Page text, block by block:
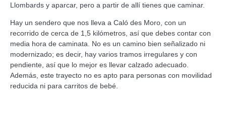
Llombards y aparcar, pero a partir de allí tienes que caminar.
Hay un sendero que nos lleva a Caló des Moro, con un
recorrido de cerca de 1,5 kilómetros, así que debes contar con
media hora de caminata. No es un camino bien señalizado ni
modernizado; es decir, hay varios tramos irregulares y con
pendiente, así que lo mejor es llevar calzado adecuado.
Además, este trayecto no es apto para personas con movilidad
reducida ni para carritos de bebé.